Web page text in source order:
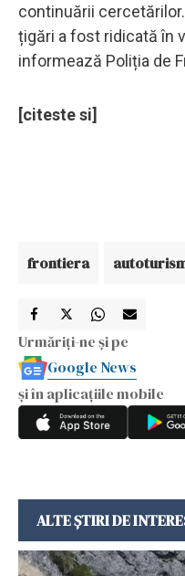
continuării
țigări a fost ridicată în
informează Poliția de
[citeste si]
frontiera
Urmăriți-ne și pe
Google News
și în aplicațiile mobile
ALTE ȘTIRI DE